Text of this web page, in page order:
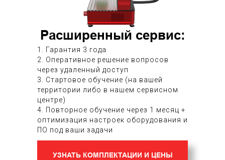
1. Гарантия 3 года
2. Оперативное решение вопросов
через удаленный доступ
3. Стартовое обучение (на вашей
территории либо в нашем сервисном
центре)
4. Повторное обучение через 1 месяц +
оптимизация настроек оборудования и
ПО под ваши задачи
Расширенный сервис:
УЗНАТЬ КОМПЛЕКТАЦИИ И ЦЕНЫ